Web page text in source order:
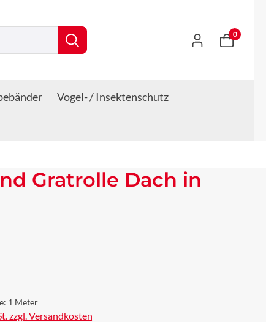
0
Vogel- / Insektenschutz
Gratrolle Dach in
1 Meter
zzgl. Versandkosten